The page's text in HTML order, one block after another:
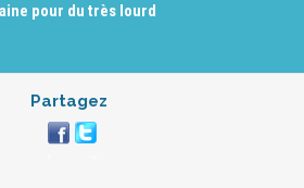
pour du très lourd
Partagez